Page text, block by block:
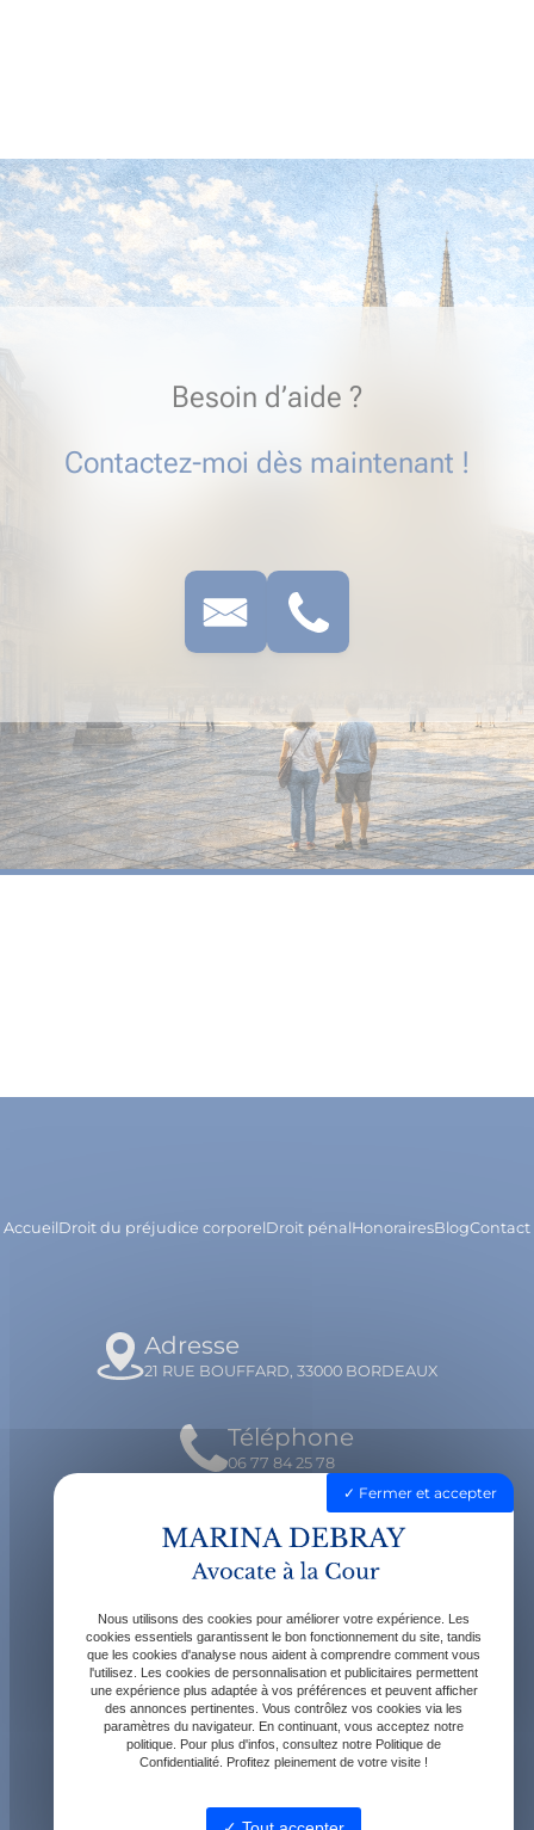
Besoin d’aide ?
Contactez-moi dès maintenant !
AccueilDroit du préjudice corporelDroit pénalHonorairesBlogContact
Adresse
21 RUE BOUFFARD, 33000 BORDEAUX
Téléphone
06 77 84 25 78
Email
contact@avocatdebray.fr
Horaires
Lundi - Vendredi : 9h - 19h
Fermer et accepter
Nous utilisons des cookies pour améliorer votre expérience. Les
cookies essentiels garantissent le bon fonctionnement du site, tandis
que les cookies d'analyse nous aident à comprendre comment vous
l'utilisez. Les cookies de personnalisation et publicitaires permettent
une expérience plus adaptée à vos préférences et peuvent afficher
des annonces pertinentes. Vous contrôlez vos cookies via les
paramètres du navigateur. En continuant, vous acceptez notre
politique. Pour plus d'infos, consultez notre Politique de
Confidentialité. Profitez pleinement de votre visite !